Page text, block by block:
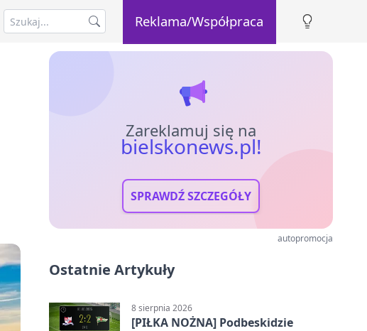
Reklama/Współpraca
Zareklamuj się na
bielskonews.pl!
SPRAWDŹ SZCZEGÓŁY
autopromocja
Ostatnie Artykuły
8 sierpnia 2026
[PIŁKA NOŻNA] Podbeskidzie